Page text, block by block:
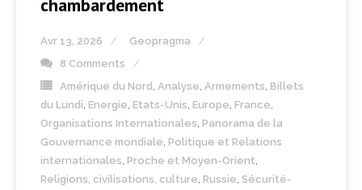
chambardement
Avr 13, 2026
Geopragma
8 Comments
Amérique du Nord Analyse Armements Billets
du Lundi Energie Etats-Unis Europe France
Organisations Internationales Panorama de la
Gouvernance mondiale Politique et Relations
internationales Proche et Moyen-Orient
Religions, civilisations, culture Russie Sécurité-